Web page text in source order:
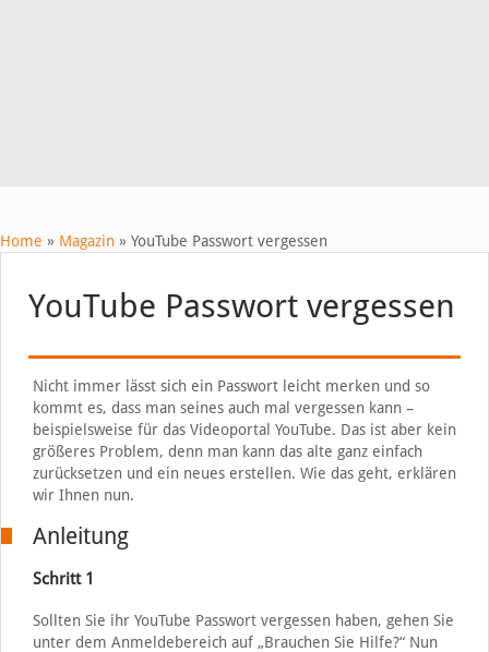
Home » Magazin » YouTube Passwort vergessen
YouTube Passwort vergessen
Nicht immer lässt sich ein Passwort leicht merken und so
kommt es, dass man seines auch mal vergessen kann –
beispielsweise für das Videoportal YouTube. Das ist aber kein
größeres Problem, denn man kann das alte ganz einfach
zurücksetzen und ein neues erstellen. Wie das geht, erklären
wir Ihnen nun.
Anleitung
Schritt 1
Sollten Sie ihr YouTube Passwort vergessen haben, gehen Sie
unter dem Anmeldebereich auf „Brauchen Sie Hilfe?“ Nun